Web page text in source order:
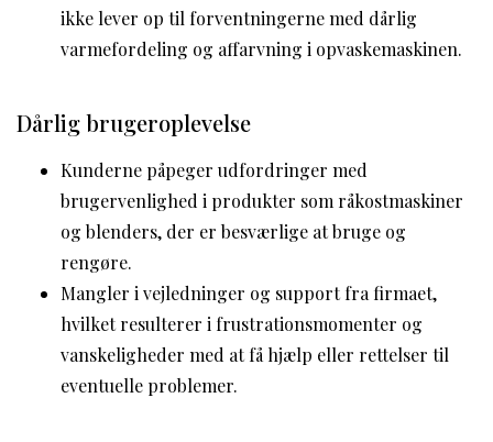
ikke lever op til forventningerne med dårlig
varmefordeling og affarvning i opvaskemaskinen.
Dårlig brugeroplevelse
Kunderne påpeger udfordringer med
brugervenlighed i produkter som råkostmaskiner
og blenders, der er besværlige at bruge og
rengøre.
Mangler i vejledninger og support fra firmaet,
hvilket resulterer i frustrationsmomenter og
vanskeligheder med at få hjælp eller rettelser til
eventuelle problemer.